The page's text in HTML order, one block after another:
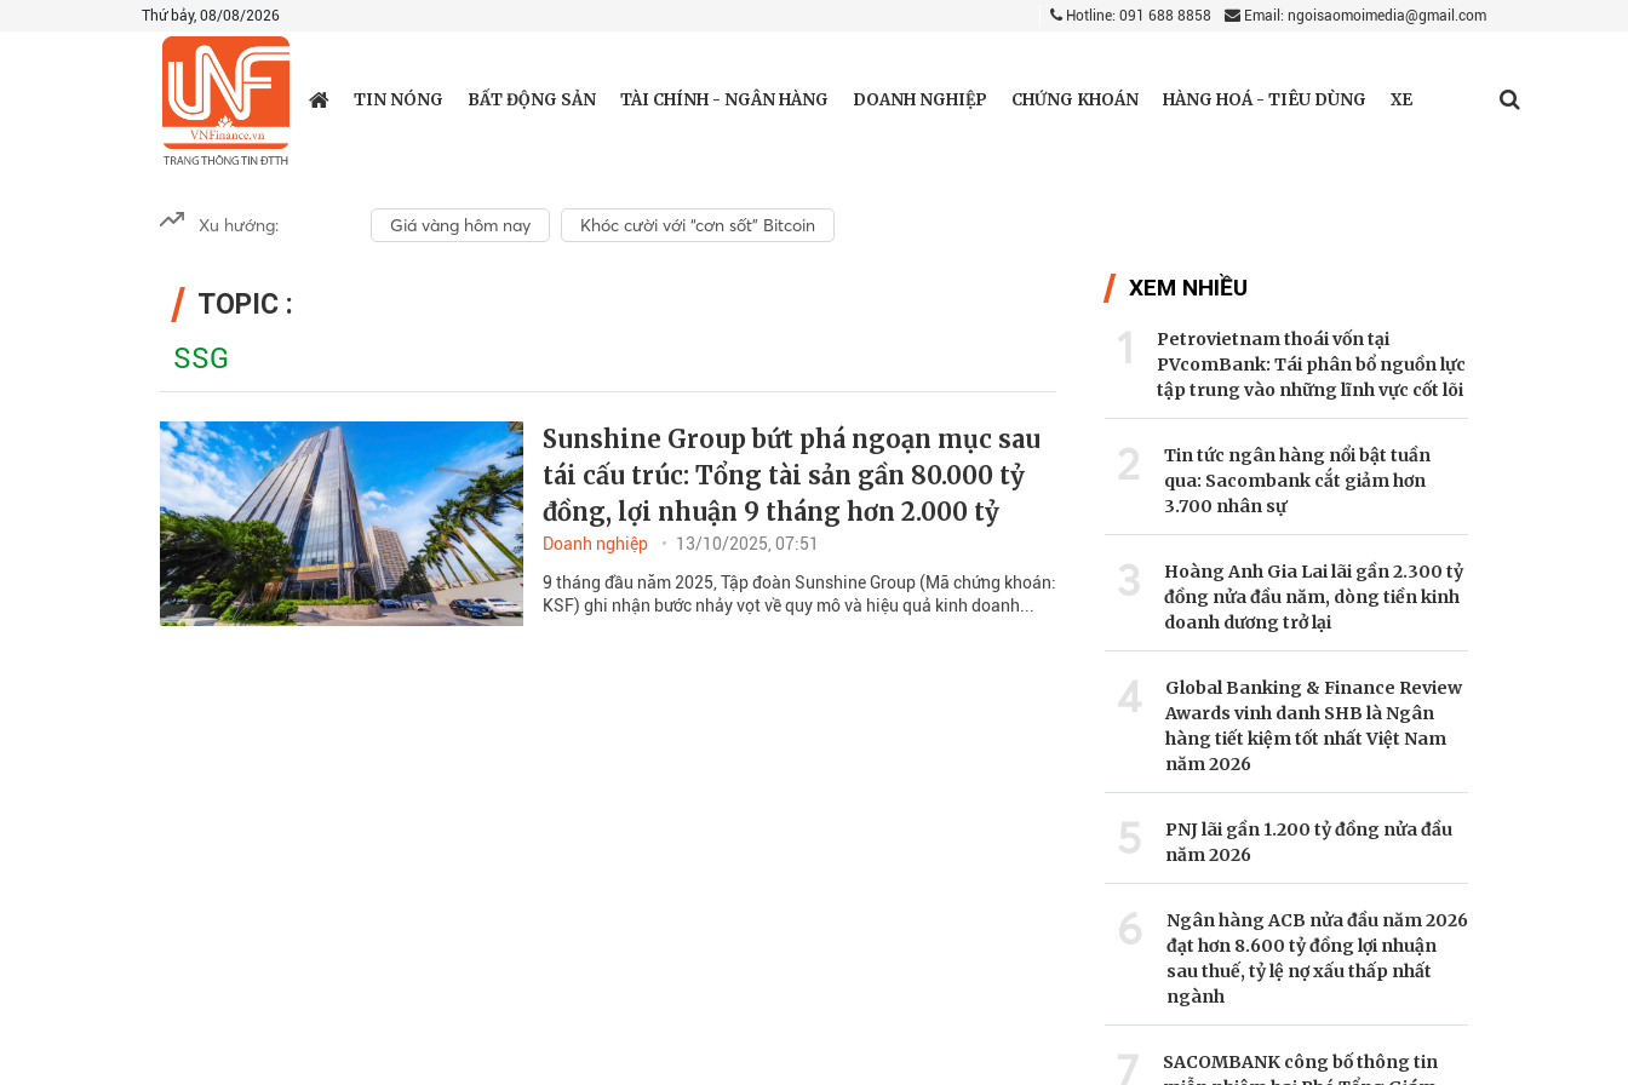
Thứ bảy, 08/08/2026 Hotline: 091 688 8858 Email: ngoisaomoimedia@gmail.com
TIN NÓNG BẤT ĐỘNG SẢN TÀI CHÍNH - NGÂN HÀNG DOANH NGHIỆP CHỨNG KHOÁN HÀNG HOÁ - TIÊU DÙNG XE
Xu hướng: Giá vàng hôm nay Khóc cười với “cơn sốt” Bitcoin
TOPIC :
SSG
Sunshine Group bứt phá ngoạn mục sau
tái cấu trúc: Tổng tài sản gần 80.000 tỷ
đồng, lợi nhuận 9 tháng hơn 2.000 tỷ
Doanh nghiệp
13/10/2025, 07:51
9 tháng đầu năm 2025, Tập đoàn Sunshine Group (Mã chứng khoán:
KSF) ghi nhận bước nhảy vọt về quy mô và hiệu quả kinh doanh...
XEM NHIỀU
1
Petrovietnam thoái vốn tại
PVcomBank: Tái phân bổ nguồn lực
tập trung vào những lĩnh vực cốt lõi
2
Tin tức ngân hàng nổi bật tuần
qua: Sacombank cắt giảm hơn
3.700 nhân sự
3
Hoàng Anh Gia Lai lãi gần 2.300 tỷ
đồng nửa đầu năm, dòng tiền kinh
doanh dương trở lại
4
Global Banking & Finance Review
Awards vinh danh SHB là Ngân
hàng tiết kiệm tốt nhất Việt Nam
năm 2026
5
PNJ lãi gần 1.200 tỷ đồng nửa đầu
năm 2026
6
Ngân hàng ACB nửa đầu năm 2026
đạt hơn 8.600 tỷ đồng lợi nhuận
sau thuế, tỷ lệ nợ xấu thấp nhất
ngành
7
SACOMBANK công bố thông tin